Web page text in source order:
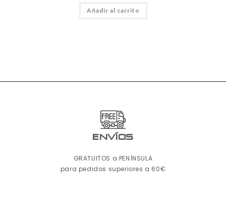
Añadir al carrito
ENVÍOS
GRATUITOS a PENÍNSULA
para pedidos superiores a 60€